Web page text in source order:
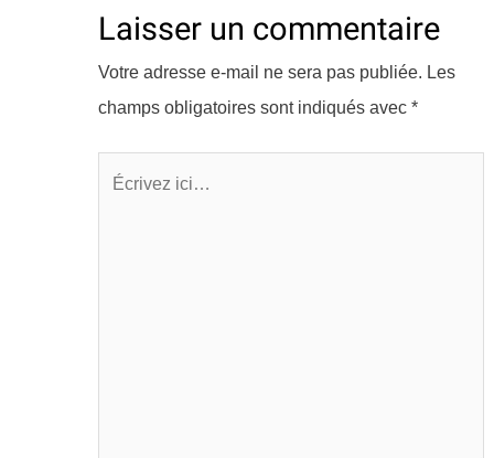
Laisser un commentaire
Votre adresse e-mail ne sera pas publiée. Les
champs obligatoires sont indiqués avec *